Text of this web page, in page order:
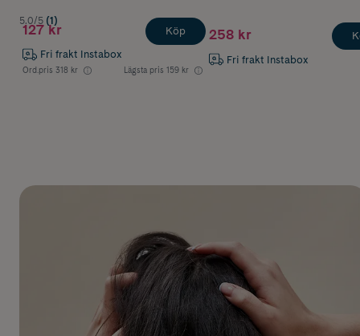
5.0/5 (1)
127 kr
Fri frakt Instabox
Ord.pris 318 kr Lägsta pris 159 kr
Köp 258 kr
Fri frakt Instabox